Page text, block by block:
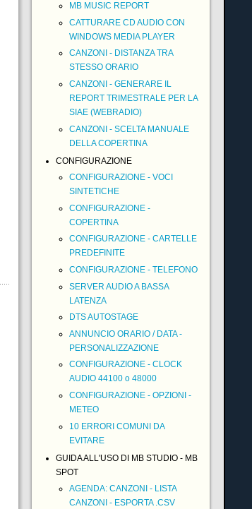
MB MUSIC REPORT
CATTURARE CD AUDIO CON
WINDOWS MEDIA PLAYER
CANZONI - DISTANZA TRA
STESSO ORARIO
CANZONI - GENERARE IL
REPORT TRIMESTRALE PER LA
SIAE (WEBRADIO)
CANZONI - SCELTA MANUALE
DELLA COPERTINA
CONFIGURAZIONE
CONFIGURAZIONE - VOCI
SINTETICHE
CONFIGURAZIONE -
COPERTINA
CONFIGURAZIONE - CARTELLE
PREDEFINITE
CONFIGURAZIONE - TELEFONO
SERVER AUDIO A BASSA
LATENZA
DTS AUTOSTAGE
ANNUNCIO ORARIO / DATA -
PERSONALIZZAZIONE
CONFIGURAZIONE - CLOCK
AUDIO 44100 o 48000
CONFIGURAZIONE - OPZIONI -
METEO
10 ERRORI COMUNI DA
EVITARE
GUIDA ALL'USO DI MB STUDIO - MB
SPOT
AGENDA: CANZONI - LISTA
CANZONI - ESPORTA .CSV